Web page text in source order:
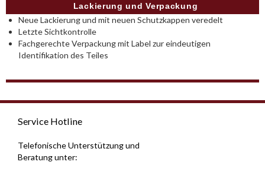
Lackierung und Verpackung
Neue Lackierung und mit neuen Schutzkappen veredelt
Letzte Sichtkontrolle
Fachgerechte Verpackung mit Label zur eindeutigen
Identifikation des Teiles
Service Hotline
Telefonische Unterstützung und
Beratung unter: